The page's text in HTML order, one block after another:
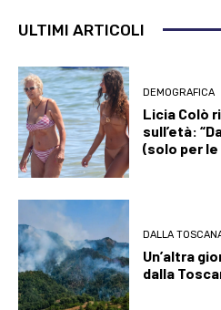
ULTIMI ARTICOLI
DEMOGRAFICA
Licia Colò
sull’età:
(solo per
DALLA
Un’altra
dalla